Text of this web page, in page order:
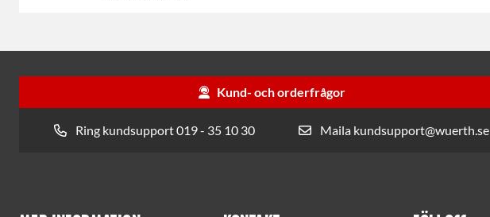
Kund- och orderfrågor
Ring kundsupport 019 - 35 10 30 Maila kundsupport@wuerth.se